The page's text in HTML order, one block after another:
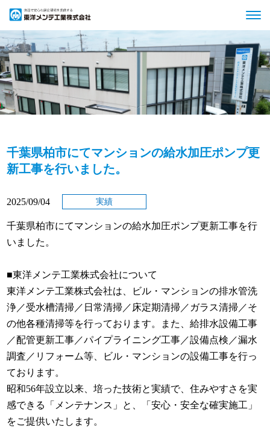
千葉県柏市にてマンションの給水加圧ポンプ更
新工事を行いました。
2025/09/04 実績
千葉県柏市にてマンションの給水加圧ポンプ更新工事を行
いました。
■東洋メンテ工業株式会社について
東洋メンテ工業株式会社は、ビル・マンションの排水管洗
浄／受水槽清掃／日常清掃／床定期清掃／ガラス清掃／そ
の他各種清掃等を行っております。また、給排水設備工事
／配管更新工事／パイプライニング工事／設備点検／漏水
調査／リフォーム等、ビル・マンションの設備工事を行っ
ております。
昭和56年設立以来、培った技術と実績で、住みやすさを実
感できる「メンテナンス」と、「安心・安全な確実施工」
をご提供いたします。